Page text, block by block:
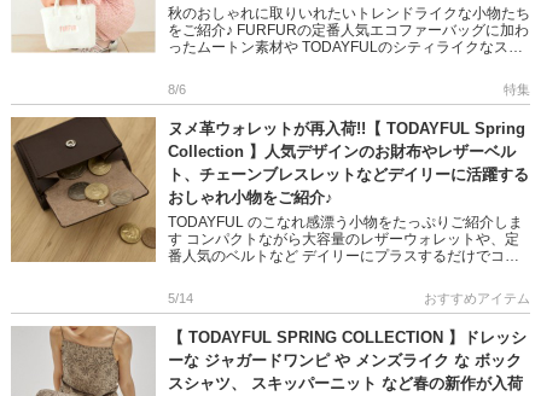
秋のおしゃれに取りいれたいトレンドライクな小物たち
をご紹介♪ FURFURの定番人気エコファーバッグに加わ
ったムートン素材や TODAYFULのシティライクなスマ
8/6 特集
ヌメ革ウォレットが再入荷!!【 TODAYFUL Spring
Collection 】人気デザインのお財布やレザーベル
ト、チェーンブレスレットなどデイリーに活躍する
おしゃれ小物をご紹介♪
TODAYFUL のこなれ感漂う小物をたっぷりご紹介しま
す コンパクトながら大容量のレザーウォレットや、定
番人気のベルトなど デイリーにプラスするだけでコー
テムばかり◎ […]
5/14 おすすめアイテム
【 TODAYFUL SPRING COLLECTION 】ドレッシ
ーな ジャガードワンピ や メンズライク な ボック
スシャツ、 スキッパーニット など春の新作が入荷